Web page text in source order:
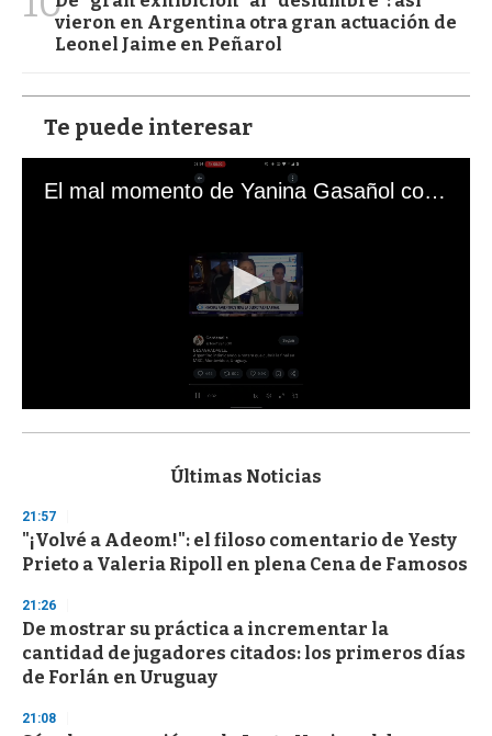
vieron en Argentina otra gran actuación de
Leonel Jaime en Peñarol
Te puede interesar
El mal momento de Yanina Gasañol con un hincha argentino en "Subrayado"
s
d
s
o
f
3
s
c
o
d
Últimas Noticias
21:57
"¡Volvé a Adeom!": el filoso comentario de Yesty
Prieto a Valeria Ripoll en plena Cena de Famosos
21:26
De mostrar su práctica a incrementar la
cantidad de jugadores citados: los primeros días
de Forlán en Uruguay
21:08